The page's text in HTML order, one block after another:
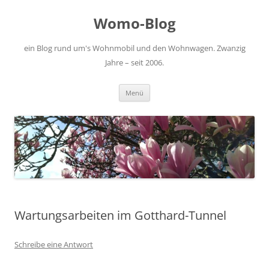
Womo-Blog
ein Blog rund um's Wohnmobil und den Wohnwagen. Zwanzig
Jahre – seit 2006.
Menü
Wartungsarbeiten im Gotthard-Tunnel
Schreibe eine Antwort